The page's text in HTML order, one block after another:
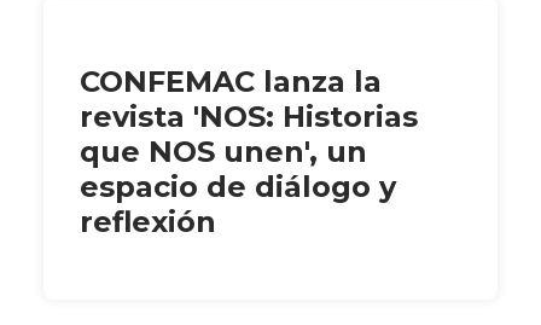
CONFEMAC lanza la
revista 'NOS: Historias
que NOS unen', un
espacio de diálogo y
reflexión